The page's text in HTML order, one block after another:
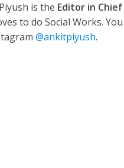
is the Editor in Chief
to do Social Works.
@ankitpiyush.